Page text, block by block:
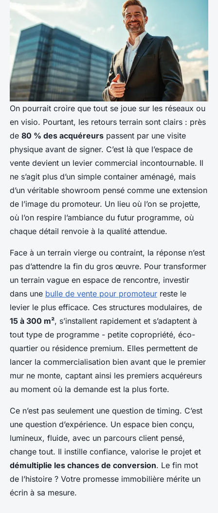
On pourrait croire que tout se joue sur les réseaux ou
en visio. Pourtant, les retours terrain sont clairs : près
de 80 % des acquéreurs passent par une visite
physique avant de signer. C’est là que l’espace de
vente devient un levier commercial incontournable. Il
ne s’agit plus d’un simple container aménagé, mais
d’un véritable showroom pensé comme une extension
de l’image du promoteur. Un lieu où l’on se projette,
où l’on respire l’ambiance du futur programme, où
chaque détail renvoie à la qualité attendue.
Face à un terrain vierge ou contraint, la réponse n’est
pas d’attendre la fin du gros œuvre. Pour transformer
un terrain vague en espace de rencontre, investir
dans une bulle de vente pour promoteur reste le
levier le plus efficace. Ces structures modulaires, de
15 à 300 m², s’installent rapidement et s’adaptent à
tout type de programme - petite copropriété, éco-
quartier ou résidence premium. Elles permettent de
lancer la commercialisation bien avant que le premier
mur ne monte, captant ainsi les premiers acquéreurs
au moment où la demande est la plus forte.
Ce n’est pas seulement une question de timing. C’est
une question d’expérience. Un espace bien conçu,
lumineux, fluide, avec un parcours client pensé,
change tout. Il instille confiance, valorise le projet et
démultiplie les chances de conversion. Le fin mot
de l’histoire ? Votre promesse immobilière mérite un
écrin à sa mesure.